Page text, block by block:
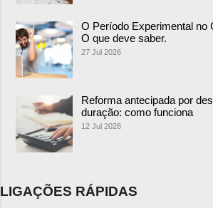
O Período Experimental no
O que deve saber.
27 Jul 2026
Reforma antecipada por
duração: como funciona
12 Jul 2026
LIGAÇÕES RÁPIDAS